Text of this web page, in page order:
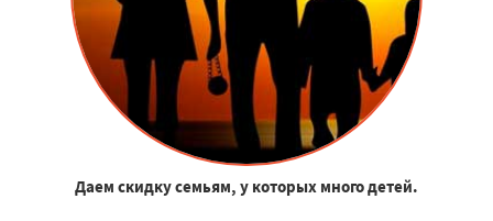
Даем скидку семьям, у которых много детей.